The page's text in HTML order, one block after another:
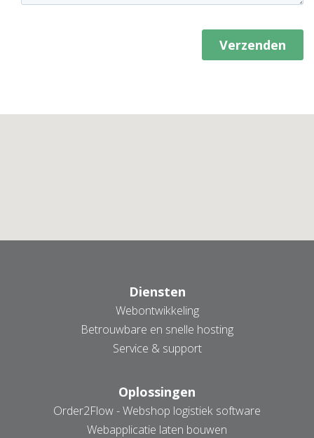
Diensten
Webontwikkeling
Betrouwbare en snelle hosting
Service & support
Oplossingen
Order2Flow - Webshop logistiek software
Webapplicatie laten bouwen